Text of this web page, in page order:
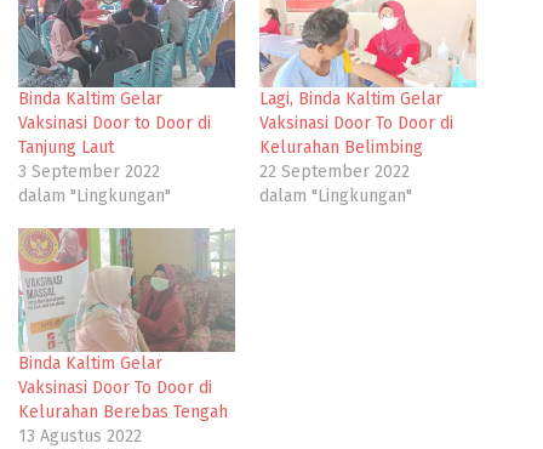
Binda Kaltim Gelar
Vaksinasi Door to Door di
Tanjung Laut
3 September 2022
dalam "Lingkungan"
Lagi, Binda Kaltim Gelar
Vaksinasi Door To Door di
Kelurahan Belimbing
22 September 2022
dalam "Lingkungan"
Binda Kaltim Gelar
Vaksinasi Door To Door di
Kelurahan Berebas Tengah
13 Agustus 2022